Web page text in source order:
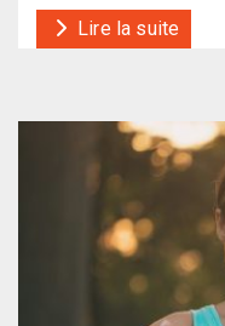
Lire la suite